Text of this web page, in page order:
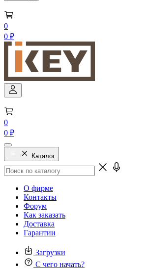
0
0 ₽
0
0 ₽
Каталог
О фирме
Контакты
Форум
Как заказать
Доставка
Гарантии
Загрузки
С чего начать?